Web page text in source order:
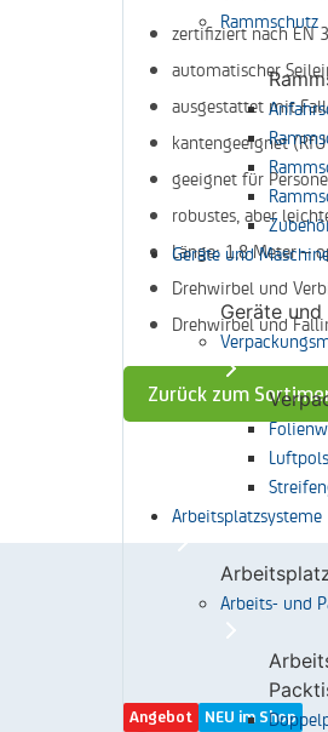
Rammschutz
Geräte und
Geräte
Arbeitsplatzsysteme
Arbeits- und
zertifiziert nach EN
automatischer
ausgestattet mit
kantengeeignet
geeignet für
robustes, aber
Länge: 1,8 Meter –
Drehwirbel und
Drehwirbel und
Zurück zum
Angebot NEU im Shop